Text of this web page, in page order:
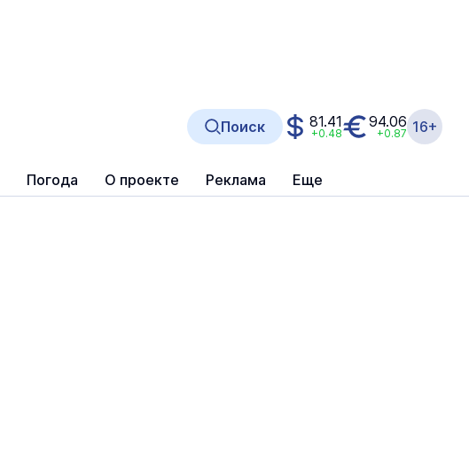
Погода О проекте Реклама Еще
Поиск 81.41
+0.48
94.06
+0.87 16+